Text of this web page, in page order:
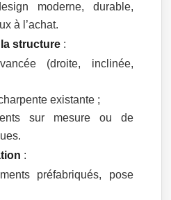
moderne, durable,
à l’achat.
structure :
(droite, inclinée,
existante ;
sur mesure ou de
:
préfabriqués, pose